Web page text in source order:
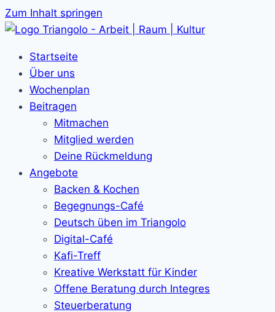
Zum Inhalt springen
Startseite
Über uns
Wochenplan
Beitragen
Mitmachen
Mitglied werden
Deine Rückmeldung
Angebote
Backen & Kochen
Begegnungs-Café
Deutsch üben im Triangolo
Digital-Café
Kafi-Treff
Kreative Werkstatt für Kinder
Offene Beratung durch Integres
Steuerberatung